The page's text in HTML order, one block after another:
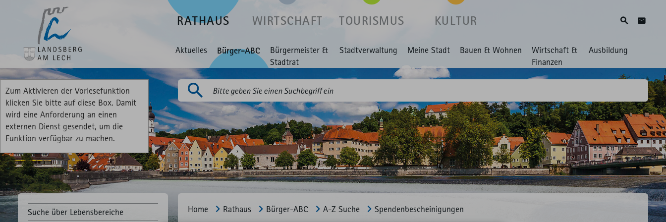
RATHAUS WIRTSCHAFT TOURISMUS KULTUR SucheZum
Aktuelles Bürger-ABC
Bürgermeister &
Stadtrat
Stadtverwaltung Meine Stadt Bauen & Wohnen
Wirtschaft &
Finanzen
Ausbildung
Zum Aktivieren der Vorlesefunktion
klicken Sie bitte auf diese Box. Damit
wird eine Anforderung an einen
externen Dienst gesendet, um die
Funktion verfügbar zu machen.
Suchen
Suche über Lebensbereiche
Home Rathaus Bürger-ABC A-Z Suche Spendenbescheinigungen